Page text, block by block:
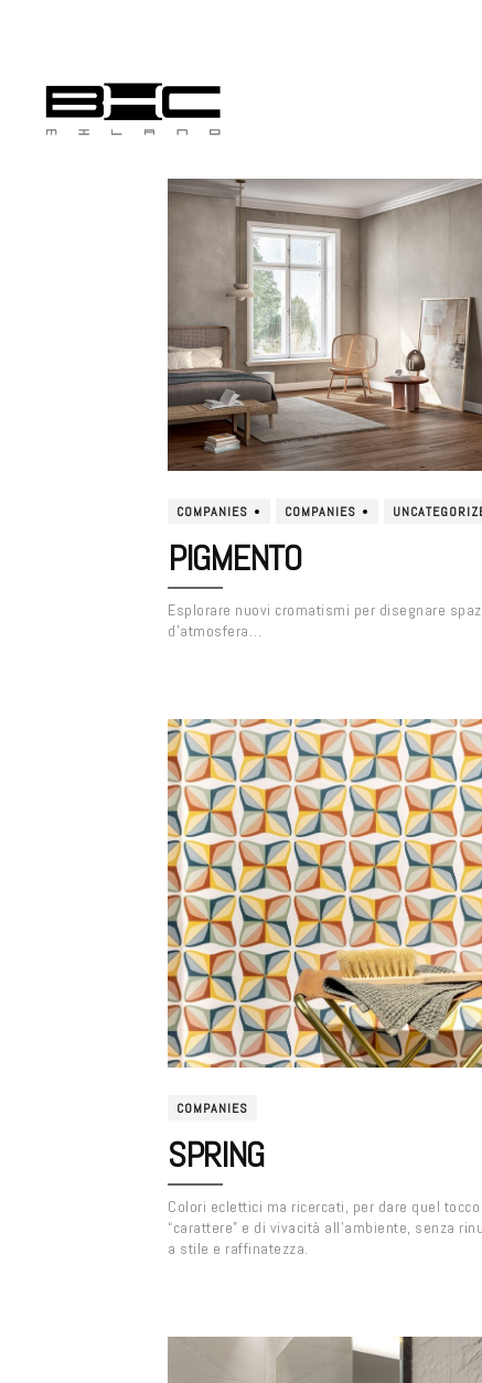
COMPANIES COMPANIES
PIGMENTO
Esplorare nuovi cromatismi per disegnare
d’atmosfera…
COMPANIES
SPRING
Colori eclettici ma ricercati, per dare quel tocco
“carattere” e di vivacità all’ambiente, senza
a stile e raffinatezza.